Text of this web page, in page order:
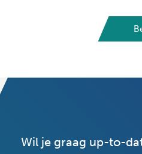
Wil je graag up-to-